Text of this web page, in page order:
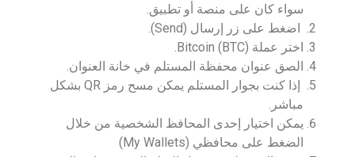
سواء كان على منصة أو تطبيق.
اضغط على زر إرسال (Send).
اختر عملة Bitcoin (BTC).
الصق عنوان محفظة المستلم في خانة العنوان.
إذا كنت بجوار المستلم يمكن مسح رمز QR بشكل
مباشر.
يمكن اختيار إحدى المحافظ الشخصية من خلال
الضغط على محافظي (My Wallets)